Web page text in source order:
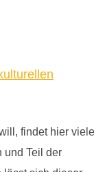
findet hier viele
und Teil der